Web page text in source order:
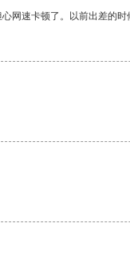
速卡顿了。以前出差的